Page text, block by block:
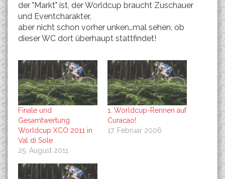
der "Markt" ist, der Worldcup braucht Zuschauer
und Eventcharakter,
aber nicht schon vorher unken…mal sehen, ob
dieser WC dort überhaupt stattfindet!
Finale und
Gesamtwertung
Worldcup XCO 2011 in
Val di Sole
25. August 2011
1. Worldcup-Rennen auf
Curacao!
17. Februar 2006